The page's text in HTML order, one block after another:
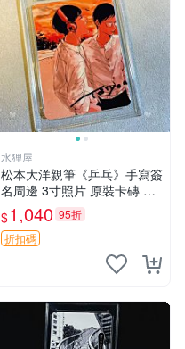
水狸屋
松本大洋親筆《乒乓》手寫簽
名周邊 3寸照片 原裝卡磚 收
藏好物 乒乓 The Animation
松本大洋 簽名 周邊 注記：此
商品為作者親筆簽名，附原
$1,040 95折
折扣碼